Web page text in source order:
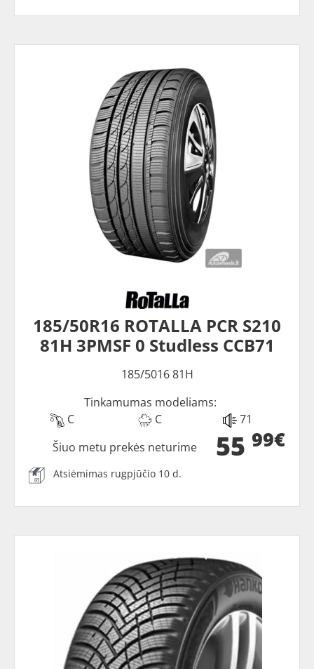
185/50R16 ROTALLA PCR S210
81H 3PMSF 0 Studless CCB71
185/5016 81H
Tinkamumas modeliams:
C
C 71
55 99€
Šiuo metu prekės neturime
Atsiėmimas rugpjūčio 10 d.